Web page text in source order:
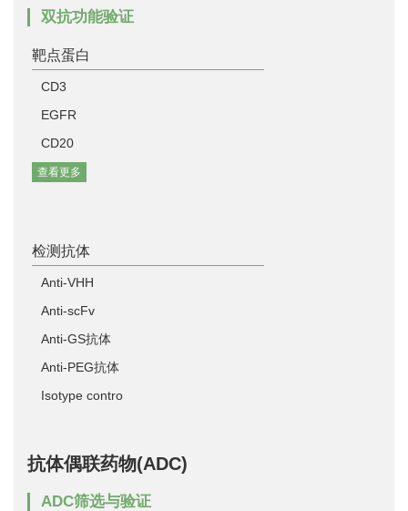
双抗功能验证
靶点蛋白
CD3
EGFR
CD20
查看更多
检测抗体
Anti-VHH
Anti-scFv
Anti-GS抗体
Anti-PEG抗体
Isotype contro
抗体偶联药物(ADC)
ADC筛选与验证